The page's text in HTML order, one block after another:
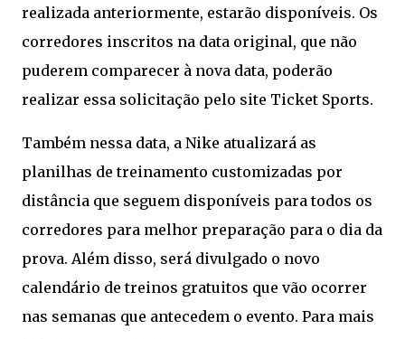
realizada anteriormente, estarão disponíveis. Os
corredores inscritos na data original, que não
puderem comparecer à nova data, poderão
realizar essa solicitação pelo site Ticket Sports.
Também nessa data, a Nike atualizará as
planilhas de treinamento customizadas por
distância que seguem disponíveis para todos os
corredores para melhor preparação para o dia da
prova. Além disso, será divulgado o novo
calendário de treinos gratuitos que vão ocorrer
nas semanas que antecedem o evento. Para mais